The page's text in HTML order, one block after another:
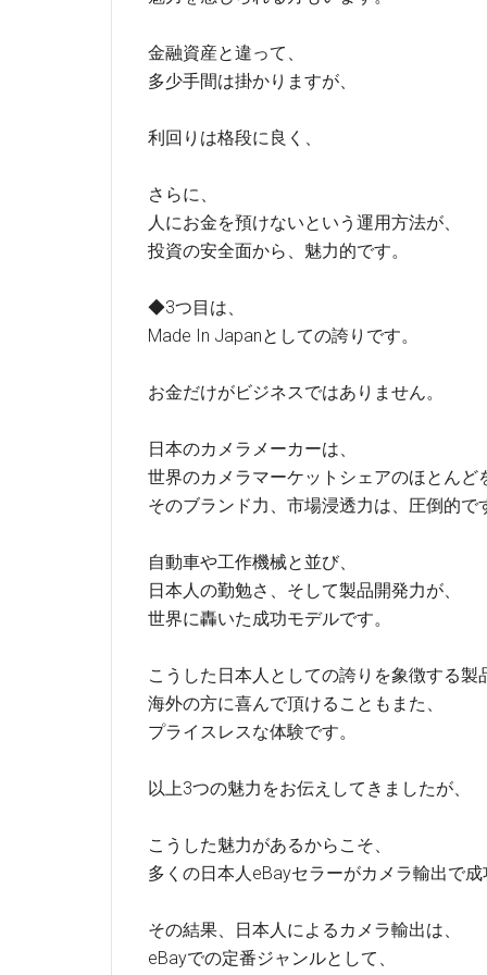
金融資産と違って、
多少手間は掛かりますが、
利回りは格段に良く、
さらに、
人にお金を預けないという運用方法が、
投資の安全面から、魅力的です。
◆3つ目は、
Made In Japanとしての誇りです。
お金だけがビジネスではありません。
日本のカメラメーカーは、
世界のカメラマーケットシェアのほとんど
そのブランド力、市場浸透力は、圧倒的で
自動車や工作機械と並び、
日本人の勤勉さ、そして製品開発力が、
世界に轟いた成功モデルです。
こうした日本人としての誇りを象徴する製
海外の方に喜んで頂けることもまた、
プライスレスな体験です。
以上3つの魅力をお伝えしてきましたが、
こうした魅力があるからこそ、
多くの日本人eBayセラーがカメラ輸出で成
その結果、日本人によるカメラ輸出は、
eBayでの定番ジャンルとして、